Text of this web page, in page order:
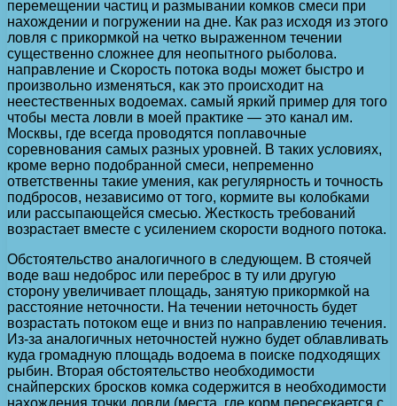
перемещении частиц и размывании комков смеси при
нахождении и погружении на дне. Как раз исходя из этого
ловля с прикормкой на четко выраженном течении
существенно сложнее для неопытного рыболова.
направление и Скорость потока воды может быстро и
произвольно изменяться, как это происходит на
неестественных водоемах. самый яркий пример для того
чтобы места ловли в моей практике — это канал им.
Москвы, где всегда проводятся поплавочные
соревнования самых разных уровней. В таких условиях,
кроме верно подобранной смеси, непременно
ответственны такие умения, как регулярность и точность
подбросов, независимо от того, кормите вы колобками
или рассыпающейся смесью. Жесткость требований
возрастает вместе с усилением скорости водного потока.
Обстоятельство аналогичного в следующем. В стоячей
воде ваш недоброс или переброс в ту или другую
сторону увеличивает площадь, занятую прикормкой на
расстояние неточности. На течении неточность будет
возрастать потоком еще и вниз по направлению течения.
Из-за аналогичных неточностей нужно будет облавливать
куда громадную площадь водоема в поиске подходящих
рыбин. Вторая обстоятельство необходимости
снайперских бросков комка содержится в необходимости